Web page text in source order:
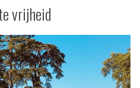
vrijheid